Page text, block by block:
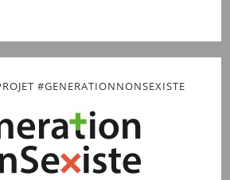
#GENERATIONNONSEXISTE